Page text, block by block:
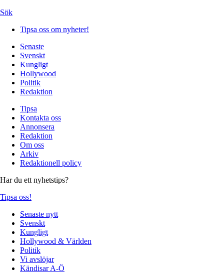
Sök
Tipsa oss om nyheter!
Senaste
Svenskt
Kungligt
Hollywood
Politik
Redaktion
Tipsa
Kontakta oss
Annonsera
Redaktion
Om oss
Arkiv
Redaktionell policy
Har du ett nyhetstips?
Tipsa oss!
Senaste nytt
Svenskt
Kungligt
Hollywood & Världen
Politik
Vi avslöjar
Kändisar A-Ö